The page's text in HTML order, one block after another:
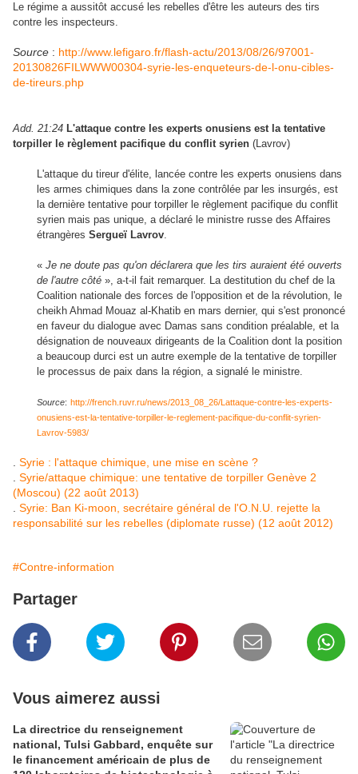
Le régime a aussitôt accusé les rebelles d'être les auteurs des tirs
contre les inspecteurs.
Source : http://www.lefigaro.fr/flash-actu/2013/08/26/97001-
20130826FILWWW00304-syrie-les-enqueteurs-de-l-onu-cibles-
de-tireurs.php
Add. 21:24 L'attaque contre les experts onusiens est la tentative
torpiller le règlement pacifique du conflit syrien (Lavrov)
L'attaque du tireur d'élite, lancée contre les experts onusiens dans
les armes chimiques dans la zone contrôlée par les insurgés, est
la dernière tentative pour torpiller le règlement pacifique du conflit
syrien mais pas unique, a déclaré le ministre russe des Affaires
étrangères Sergueï Lavrov.
« Je ne doute pas qu'on déclarera que les tirs auraient été ouverts
de l'autre côté », a-t-il fait remarquer. La destitution du chef de la
Coalition nationale des forces de l'opposition et de la révolution, le
cheikh Ahmad Mouaz al-Khatib en mars dernier, qui s'est prononcé
en faveur du dialogue avec Damas sans condition préalable, et la
désignation de nouveaux dirigeants de la Coalition dont la position
a beaucoup durci est un autre exemple de la tentative de torpiller
le processus de paix dans la région, a signalé le ministre.
Source: http://french.ruvr.ru/news/2013_08_26/Lattaque-contre-les-experts-
onusiens-est-la-tentative-torpiller-le-reglement-pacifique-du-conflit-syrien-
Lavrov-5983/
Syrie : l'attaque chimique, une mise en scène ?
Syrie/attaque chimique: une tentative de torpiller Genève 2
(Moscou) (22 août 2013)
Syrie: Ban Ki-moon, secrétaire général de l'O.N.U. rejette la
responsabilité sur les rebelles (diplomate russe) (12 août 2012)
#Contre-information
Partager
Vous aimerez aussi
La directrice du renseignement
national, Tulsi Gabbard, enquête sur
le financement américain de plus de